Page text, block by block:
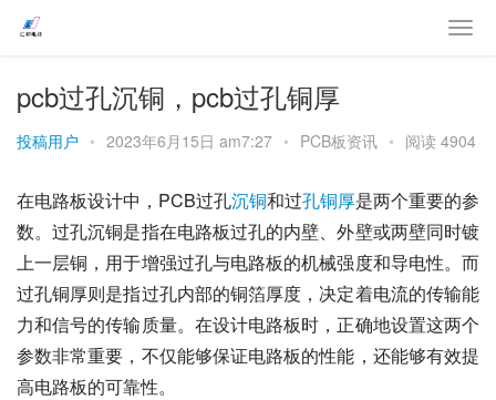
pcb过孔沉铜，pcb过孔铜厚
投稿用户 • 2023年6月15日 am7:27 • PCB板资讯 • 阅读 4904
在电路板设计中，PCB过孔沉铜和过孔铜厚是两个重要的参
数。过孔沉铜是指在电路板过孔的内壁、外壁或两壁同时镀
上一层铜，用于增强过孔与电路板的机械强度和导电性。而
过孔铜厚则是指过孔内部的铜箔厚度，决定着电流的传输能
力和信号的传输质量。在设计电路板时，正确地设置这两个
参数非常重要，不仅能够保证电路板的性能，还能够有效提
高电路板的可靠性。